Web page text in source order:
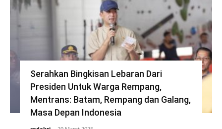
Serahkan Bingkisan Lebaran Dari
Presiden Untuk Warga Rempang,
Mentrans: Batam, Rempang dan Galang,
Masa Depan Indonesia